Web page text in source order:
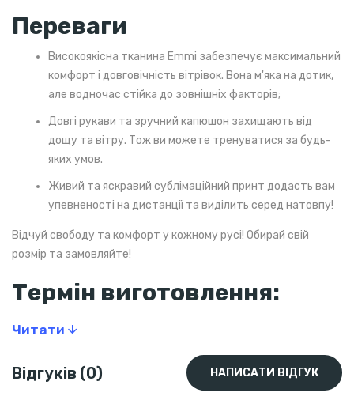
Переваги
Високоякісна тканина Emmi забезпечує максимальний
комфорт і довговічність вітрівок. Вона м'яка на дотик,
але водночас стійка до зовнішніх факторів;
Довгі рукави та зручний капюшон захищають від
дощу та вітру. Тож ви можете тренуватися за будь-
яких умов.
Живий та яскравий сублімаційний принт додасть вам
упевненості на дистанції та виділить серед натовпу!
Відчуй свободу та комфорт у кожному русі! Обирай свій
розмір та замовляйте!
Термін виготовлення:
Обмежена кількість
Читати
Відгуків (0) НАПИСАТИ ВІДГУК